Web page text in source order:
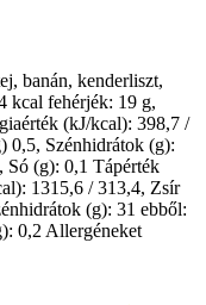
banán, kenderliszt,
kcal fehérjék: 19 g,
(kJ/kcal): 398,7 /
0,5, Szénhidrátok (g):
Só (g): 0,1 Tápérték
1315,6 / 313,4, Zsír
(g): 31 ebből:
0,2 Allergéneket